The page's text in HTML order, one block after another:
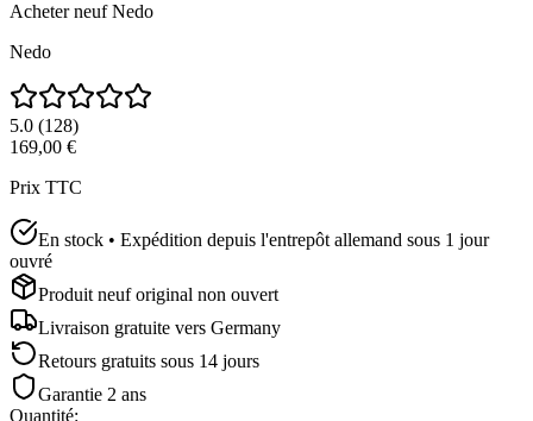
Acheter neuf Nedo
Nedo
5.0 (128)
169,00 €
Prix TTC
En stock • Expédition depuis l'entrepôt allemand sous 1 jour
ouvré
Produit neuf original non ouvert
Livraison gratuite vers Germany
Retours gratuits sous 14 jours
Garantie 2 ans
Quantité: